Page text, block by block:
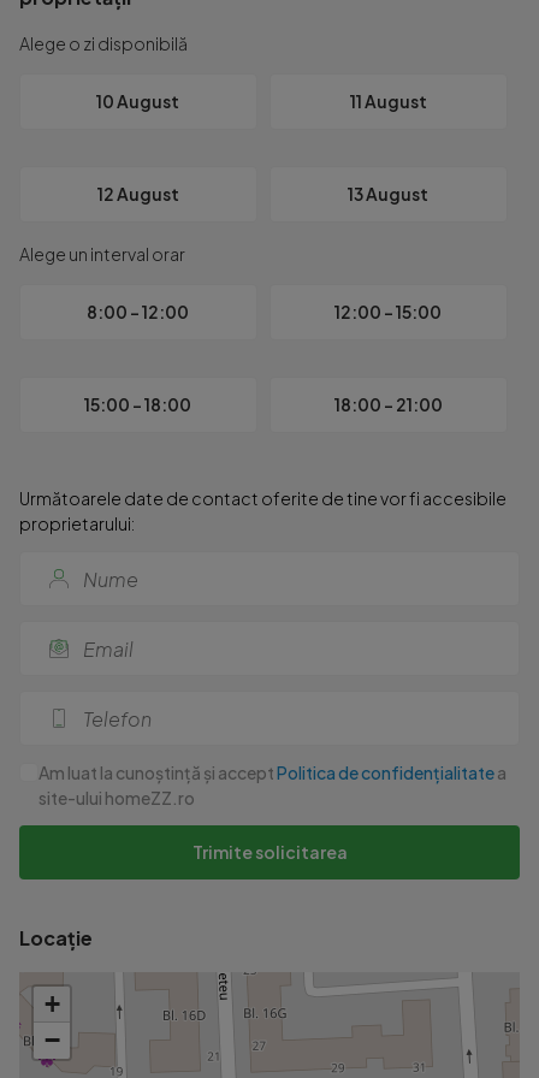
Alege o zi disponibilă
10 August 11 August
12 August 13 August
Alege un interval orar
8:00 - 12:00 12:00 - 15:00
15:00 - 18:00 18:00 - 21:00
Următoarele date de contact oferite de tine vor fi accesibile
proprietarului:
Am luat la cunoștință și acceptPolitica de confidențialitatea
site-ului homeZZ.ro
Trimite solicitarea
Locație
+
−